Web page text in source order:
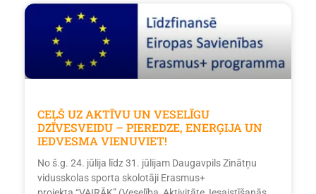
CEĻŠ UZ AKTĪVU UN VESELĪGU
DZĪVESVEIDU – PIEREDZE, ENERĢIJA UN
IEDVESMA VIENUVIET!
No š.g. 24. jūlija līdz 31. jūlijam Daugavpils Zinātņu
vidusskolas sporta skolotāji Erasmus+